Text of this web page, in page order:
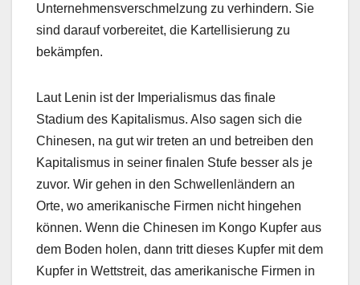
Unternehmensverschmelzung zu verhindern. Sie
sind darauf vorbereitet, die Kartellisierung zu
bekämpfen.
Laut Lenin ist der Imperialismus das finale
Stadium des Kapitalismus. Also sagen sich die
Chinesen, na gut wir treten an und betreiben den
Kapitalismus in seiner finalen Stufe besser als je
zuvor. Wir gehen in den Schwellenländern an
Orte, wo amerikanische Firmen nicht hingehen
können. Wenn die Chinesen im Kongo Kupfer aus
dem Boden holen, dann tritt dieses Kupfer mit dem
Kupfer in Wettstreit, das amerikanische Firmen in